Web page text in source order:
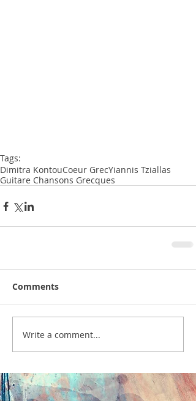
Tags:
Dimitra KontouCoeur GrecYiannis Tziallas
Guitare Chansons Grecques
Comments
Write a comment...